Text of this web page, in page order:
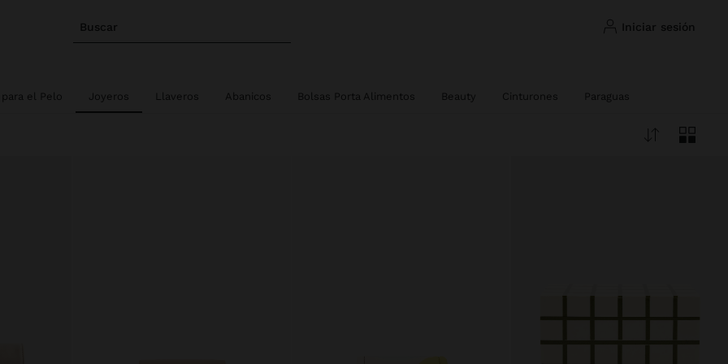
Buscar iniciar sesión
el Pelo Joyeros Llaveros Abanicos Bolsas Porta Alimentos Beauty Cinturones Paraguas